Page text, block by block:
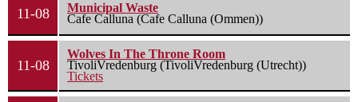
11-08
Municipal Waste
Cafe Calluna (Cafe Calluna (Ommen))
11-08
Wolves In The Throne Room
TivoliVredenburg (TivoliVredenburg (Utrecht))
Tickets